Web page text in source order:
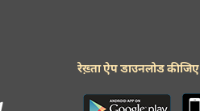
रेख़्ता ऐप डाउनलोड कीजिए